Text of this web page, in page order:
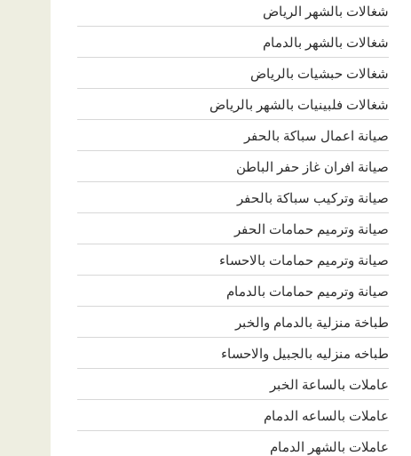
شغالات بالشهر الرياض
شغالات بالشهر بالدمام
شغالات حبشيات بالرياض
شغالات فلبينيات بالشهر بالرياض
صيانة اعمال سباكة بالحفر
صيانة افران غاز حفر الباطن
صيانة وتركيب سباكة بالحفر
صيانة وترميم حمامات الحفر
صيانة وترميم حمامات بالاحساء
صيانة وترميم حمامات بالدمام
طباخة منزلية بالدمام والخبر
طباخه منزليه بالجبيل والاحساء
عاملات بالساعة الخبر
عاملات بالساعه الدمام
عاملات بالشهر الدمام